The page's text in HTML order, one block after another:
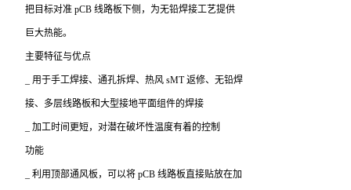
把目标对准 pCB 线路板下侧，为无铅焊接工艺提供
巨大热能。
主要特征与优点
_用于手工焊接、通孔拆焊、热风 sMT 返修、无铅焊
接、多层线路板和大型接地平面组件的焊接
_加工时间更短，对潜在破坏性温度有着的控制
功能
_利用顶部通风板，可以将 pCB 线路板直接贴放在加